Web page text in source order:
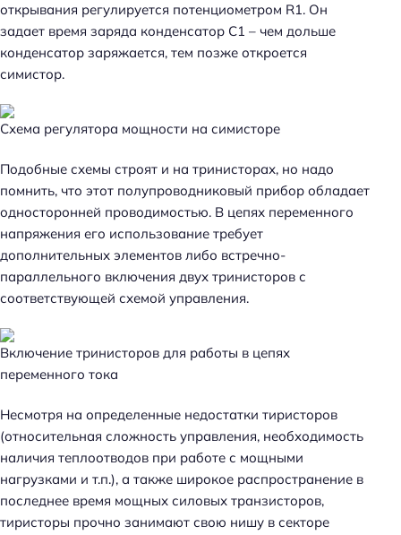
открывания регулируется потенциометром R1. Он
задает время заряда конденсатор C1 – чем дольше
конденсатор заряжается, тем позже откроется
симистор.
Схема регулятора мощности на симисторе
Подобные схемы строят и на тринисторах, но надо
помнить, что этот полупроводниковый прибор обладает
односторонней проводимостью. В цепях переменного
напряжения его использование требует
дополнительных элементов либо встречно-
параллельного включения двух тринисторов с
соответствующей схемой управления.
Включение тринисторов для работы в цепях
переменного тока
Несмотря на определенные недостатки тиристоров
(относительная сложность управления, необходимость
наличия теплоотводов при работе с мощными
нагрузками и т.п.), а также широкое распространение в
последнее время мощных силовых транзисторов,
тиристоры прочно занимают свою нишу в секторе